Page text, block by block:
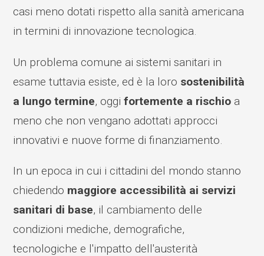
casi meno dotati rispetto alla sanità americana
in termini di innovazione tecnologica.
Un problema comune ai sistemi sanitari in
esame tuttavia esiste, ed è la loro sostenibilità
a lungo termine, oggifortemente a rischio a
meno che non vengano adottati approcci
innovativi e nuove forme di finanziamento.
In un epoca in cui i cittadini del mondo stanno
chiedendo maggiore accessibilità ai servizi
sanitari di base, il cambiamento delle
condizioni mediche, demografiche,
tecnologiche e l'impatto dell'austerità